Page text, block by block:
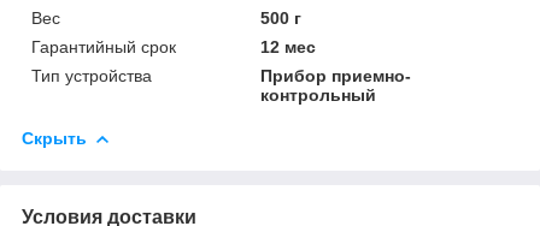
Вес
500 г
Гарантийный срок
12 мес
Тип устройства
Прибор приемно-
контрольный
Скрыть
Условия доставки